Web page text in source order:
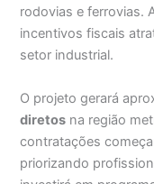
rodovias e ferrovias.
incentivos fiscais
setor industrial.
O projeto gerará
diretos na região
contratações
priorizando